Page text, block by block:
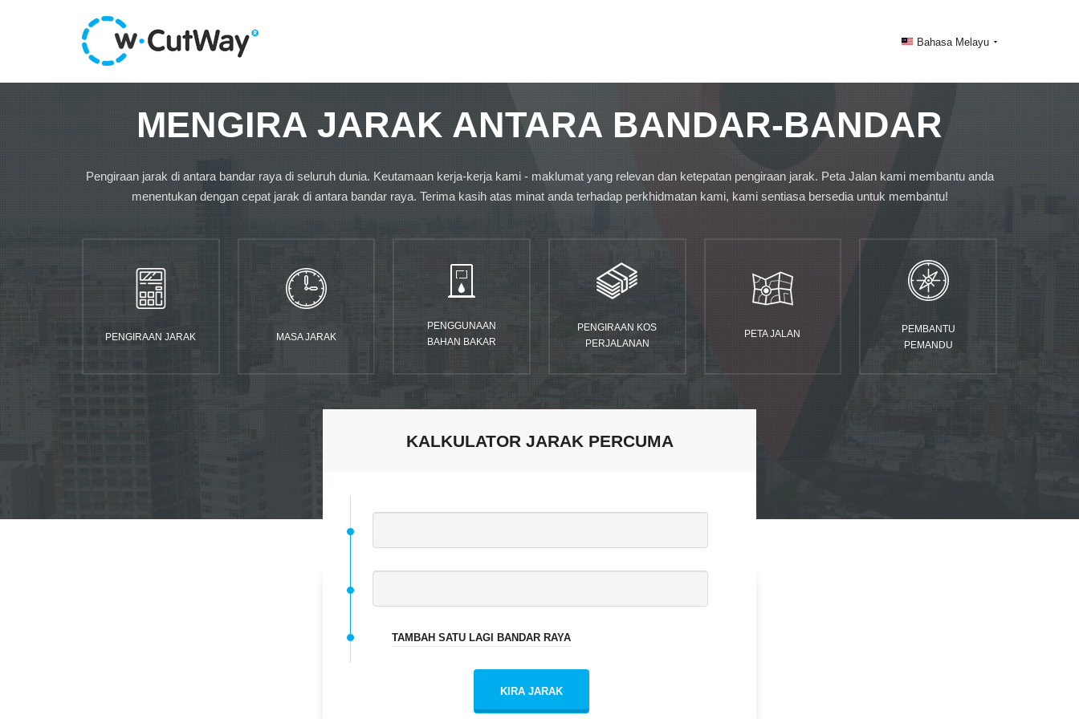
Bahasa Melayu
MENGIRA JARAK ANTARA BANDAR-BANDAR
Pengiraan jarak di antara bandar raya di seluruh dunia. Keutamaan kerja-kerja kami - maklumat yang relevan dan ketepatan pengiraan jarak. Peta Jalan kami membantu anda
menentukan dengan cepat jarak di antara bandar raya. Terima kasih atas minat anda terhadap perkhidmatan kami, kami sentiasa bersedia untuk membantu!
PENGIRAAN JARAK MASA JARAK
PENGGUNAAN
BAHAN BAKAR
PENGIRAAN KOS
PERJALANAN
PETA JALAN
PEMBANTU
PEMANDU
KALKULATOR JARAK PERCUMA
TAMBAH SATU LAGI BANDAR RAYA
KIRA JARAK